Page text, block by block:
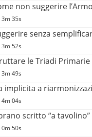
non suggerire
35s
senza
52s
le Triadi Primarie
49s
implicita a
04s
scritto “a
50s